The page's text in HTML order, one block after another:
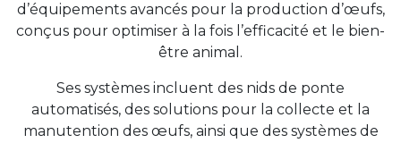
d’équipements avancés pour la production d’œufs,
conçus pour optimiser à la fois l’efficacité et le bien-
être animal.
Ses systèmes incluent des nids de ponte
automatisés, des solutions pour la collecte et la
manutention des œufs, ainsi que des systèmes de